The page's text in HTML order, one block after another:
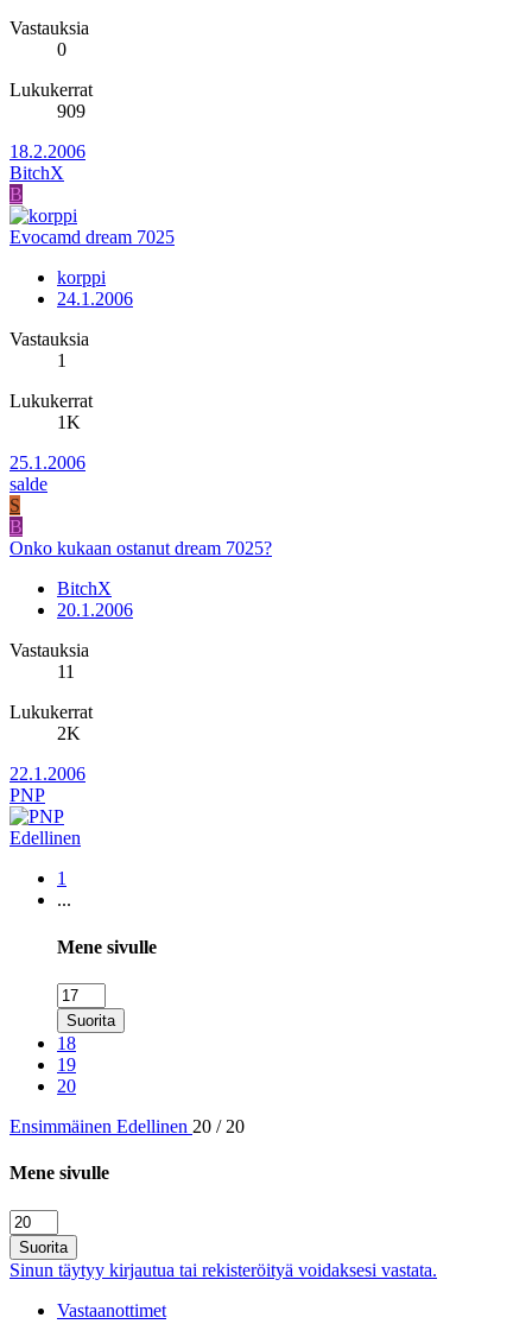
Vastauksia
0
Lukukerrat
909
18.2.2006
BitchX
B
Evocamd dream 7025
korppi
24.1.2006
Vastauksia
1
Lukukerrat
1K
25.1.2006
salde
S
B
Onko kukaan ostanut dream 7025?
BitchX
20.1.2006
Vastauksia
11
Lukukerrat
2K
22.1.2006
PNP
Edellinen
1
...
Mene sivulle
Suorita
18
19
20
Ensimmäinen Edellinen 20 / 20
Mene sivulle
Suorita
Sinun täytyy kirjautua tai rekisteröityä voidaksesi vastata.
Vastaanottimet